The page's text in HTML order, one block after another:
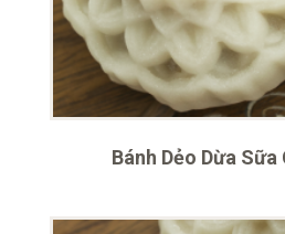
Bánh Dẻo Dừa Sữa